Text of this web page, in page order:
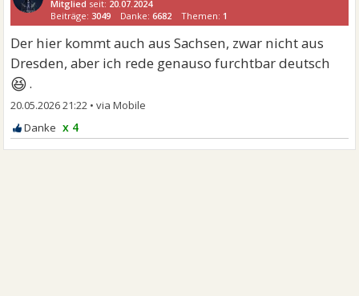
Mitglied seit: 20.07.2024
Beiträge:3049 Danke:6682 Themen: 1
Der hier kommt auch aus Sachsen, zwar nicht aus
Dresden, aber ich rede genauso furchtbar deutsch
😆.
20.05.2026 21:22 •
x 4